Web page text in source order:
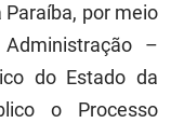
Paraíba, por meio
–
do Estado da
o Processo